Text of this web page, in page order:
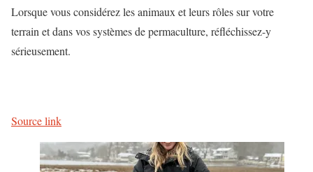
Lorsque vous considérez les animaux et leurs rôles sur votre
terrain et dans vos systèmes de permaculture, réfléchissez-y
sérieusement.
Source link